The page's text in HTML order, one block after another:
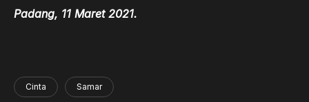
Padang, 11 Maret 2021.
Cinta Samar